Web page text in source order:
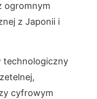
ogromnym
z Japonii i
technologiczny
cyfrowym